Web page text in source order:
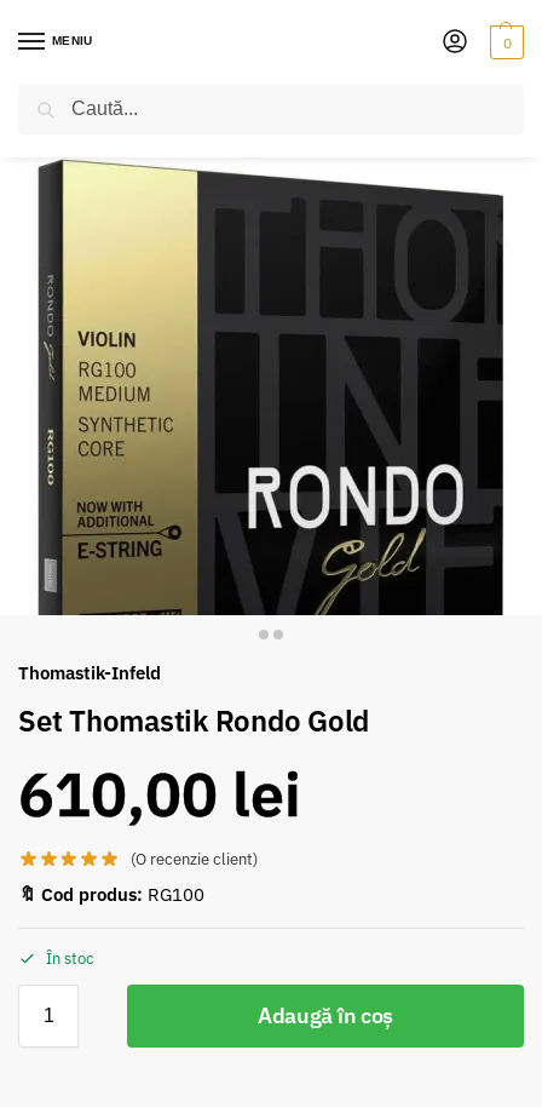
MENIU 0
Thomastik-Infeld
Set Thomastik Rondo Gold
610,00 lei
(O recenzie client)
🔖 Cod produs: RG100
În stoc
Adaugă în coș